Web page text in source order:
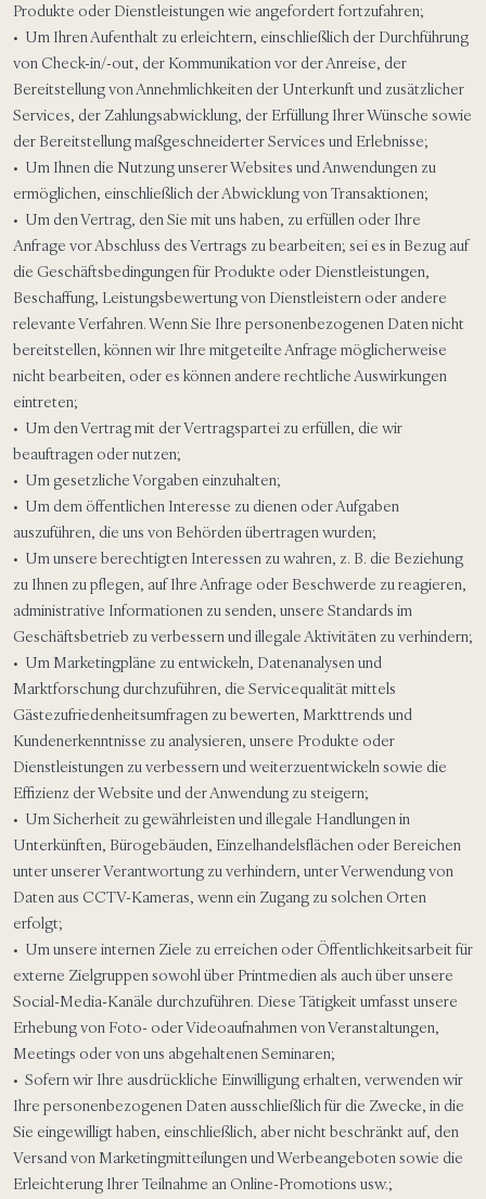
Produkte oder Dienstleistungen wie angefordert fortzufahren;
• Um Ihren Aufenthalt zu erleichtern, einschließlich der Durchführung
von Check-in/-out, der Kommunikation vor der Anreise, der
Bereitstellung von Annehmlichkeiten der Unterkunft und zusätzlicher
Services, der Zahlungsabwicklung, der Erfüllung Ihrer Wünsche sowie
der Bereitstellung maßgeschneiderter Services und Erlebnisse;
• Um Ihnen die Nutzung unserer Websites und Anwendungen zu
ermöglichen, einschließlich der Abwicklung von Transaktionen;
• Um den Vertrag, den Sie mit uns haben, zu erfüllen oder Ihre
Anfrage vor Abschluss des Vertrags zu bearbeiten; sei es in Bezug auf
die Geschäftsbedingungen für Produkte oder Dienstleistungen,
Beschaffung, Leistungsbewertung von Dienstleistern oder andere
relevante Verfahren. Wenn Sie Ihre personenbezogenen Daten nicht
bereitstellen, können wir Ihre mitgeteilte Anfrage möglicherweise
nicht bearbeiten, oder es können andere rechtliche Auswirkungen
eintreten;
• Um den Vertrag mit der Vertragspartei zu erfüllen, die wir
beauftragen oder nutzen;
• Um gesetzliche Vorgaben einzuhalten;
• Um dem öffentlichen Interesse zu dienen oder Aufgaben
auszuführen, die uns von Behörden übertragen wurden;
• Um unsere berechtigten Interessen zu wahren, z. B. die Beziehung
zu Ihnen zu pflegen, auf Ihre Anfrage oder Beschwerde zu reagieren,
administrative Informationen zu senden, unsere Standards im
Geschäftsbetrieb zu verbessern und illegale Aktivitäten zu verhindern;
• Um Marketingpläne zu entwickeln, Datenanalysen und
Marktforschung durchzuführen, die Servicequalität mittels
Gästezufriedenheitsumfragen zu bewerten, Markttrends und
Kundenerkenntnisse zu analysieren, unsere Produkte oder
Dienstleistungen zu verbessern und weiterzuentwickeln sowie die
Effizienz der Website und der Anwendung zu steigern;
• Um Sicherheit zu gewährleisten und illegale Handlungen in
Unterkünften, Bürogebäuden, Einzelhandelsflächen oder Bereichen
unter unserer Verantwortung zu verhindern, unter Verwendung von
Daten aus CCTV-Kameras, wenn ein Zugang zu solchen Orten
erfolgt;
• Um unsere internen Ziele zu erreichen oder Öffentlichkeitsarbeit für
externe Zielgruppen sowohl über Printmedien als auch über unsere
Social-Media-Kanäle durchzuführen. Diese Tätigkeit umfasst unsere
Erhebung von Foto- oder Videoaufnahmen von Veranstaltungen,
Meetings oder von uns abgehaltenen Seminaren;
• Sofern wir Ihre ausdrückliche Einwilligung erhalten, verwenden wir
Ihre personenbezogenen Daten ausschließlich für die Zwecke, in die
Sie eingewilligt haben, einschließlich, aber nicht beschränkt auf, den
Versand von Marketingmitteilungen und Werbeangeboten sowie die
Erleichterung Ihrer Teilnahme an Online-Promotions usw.;